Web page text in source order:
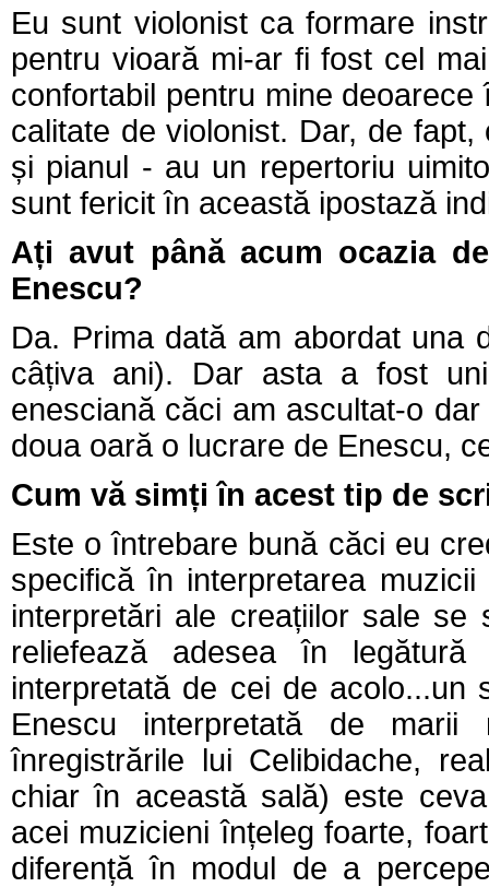
Eu sunt violonist ca formare
pentru vioară mi-ar fi fost cel
confortabil pentru mine
calitate de violonist. Dar, de
și pianul - au un repertoriu
sunt fericit în această ipostază
Ați avut până acum ocazia
Enescu?
Da. Prima dată am abordat una
câțiva ani). Dar asta a fost
enesciană căci am ascultat-o
doua oară o lucrare de Enescu,
Cum vă simți în acest tip de
Este o întrebare bună căci eu
specifică în interpretarea
interpretări ale creațiilor sale
reliefează adesea în
interpretată de cei de acolo...un
Enescu interpretată de
înregistrările lui Celibidache,
chiar în această sală) este
acei muzicieni înțeleg foarte,
diferență în modul de a